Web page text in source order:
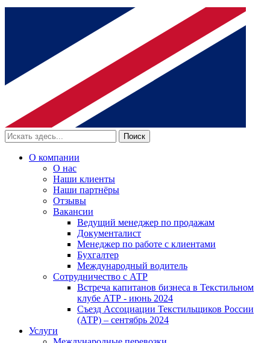
Поиск
О компании
О нас
Наши клиенты
Наши партнёры
Отзывы
Вакансии
Ведущий менеджер по продажам
Документалист
Менеджер по работе с клиентами
Бухгалтер
Международный водитель
Сотрудничество с АТР
Встреча капитанов бизнеса в Текстильном
клубе АТР - июнь 2024
Съезд Ассоциации Текстильщиков России
(АТР) – сентябрь 2024
Услуги